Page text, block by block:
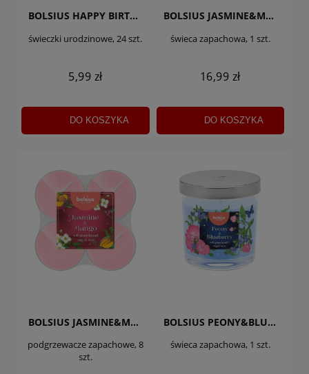
BOLSIUS HAPPY BIRTHDAY
świeczki urodzinowe, 24 szt.
5,99 zł
DO KOSZYKA
BOLSIUS JASMINE&MANGO
świeca zapachowa, 1 szt.
16,99 zł
DO KOSZYKA
BOLSIUS JASMINE&MANGO
podgrzewacze zapachowe, 8
szt.
BOLSIUS PEONY&BLUEBERRY
świeca zapachowa, 1 szt.